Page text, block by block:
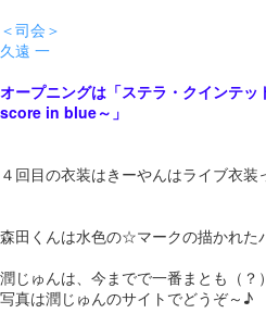
＜司会＞
久遠 一
オープニングは「ステラ・クインテ
score in blue～」
４回目の衣装はきーやんはライブ衣装
森田くんは水色の☆マークの描かれた
潤じゅんは、今までで一番まとも（？
写真は潤じゅんのサイトでどうぞ～♪